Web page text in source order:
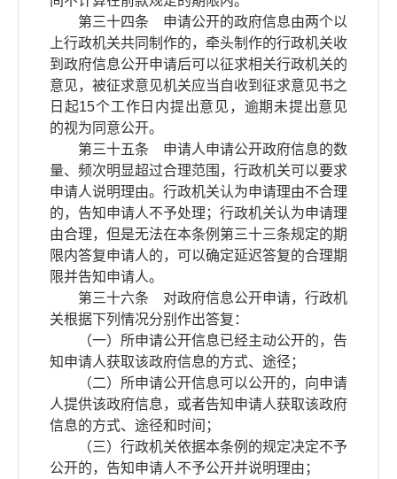
第三十四条 申请公开的政府信息由两个以
上行政机关共同制作的，牵头制作的行政机关收
到政府信息公开申请后可以征求相关行政机关的
意见，被征求意见机关应当自收到征求意见书之
日起15个工作日内提出意见，逾期未提出意见
的视为同意公开。
第三十五条 申请人申请公开政府信息的数
量、频次明显超过合理范围，行政机关可以要求
申请人说明理由。行政机关认为申请理由不合理
的，告知申请人不予处理；行政机关认为申请理
由合理，但是无法在本条例第三十三条规定的期
限内答复申请人的，可以确定延迟答复的合理期
限并告知申请人。
第三十六条 对政府信息公开申请，行政机
关根据下列情况分别作出答复：
（一）所申请公开信息已经主动公开的，告
知申请人获取该政府信息的方式、途径；
（二）所申请公开信息可以公开的，向申请
人提供该政府信息，或者告知申请人获取该政府
信息的方式、途径和时间；
（三）行政机关依据本条例的规定决定不予
公开的，告知申请人不予公开并说明理由；